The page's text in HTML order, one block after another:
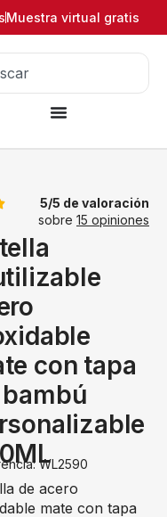
Muestra virtual gratis
5/5 de valoración
sobre 15 opiniones
con tapa
WL2590
de acero
mate con tapa